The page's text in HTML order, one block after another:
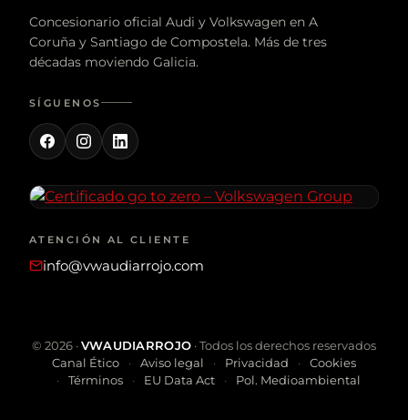
Concesionario oficial Audi y Volkswagen en A
Coruña y Santiago de Compostela. Más de tres
décadas moviendo Galicia.
SÍGUENOS
ATENCIÓN AL CLIENTE
info@vwaudiarrojo.com
© 2026·VWAUDIARROJO · Todos los derechos reservados
Canal Ético
Aviso legal Privacidad
Cookies
Términos
EU Data Act Pol. Medioambiental